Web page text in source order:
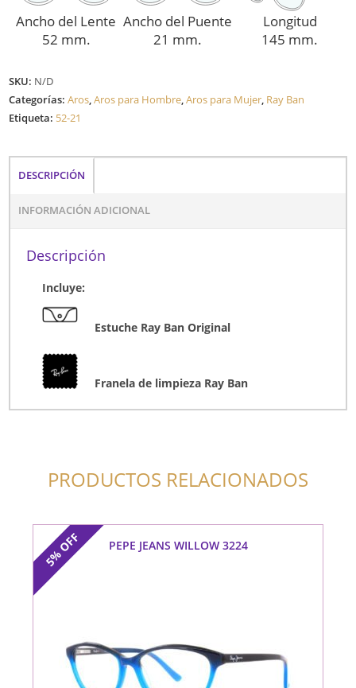
Ancho del Lente
52 mm.
Ancho del Puente
21 mm.
Longitud
145 mm.
SKU: N/D
Categorías:Aros,Aros para Hombre,Aros para Mujer, Ray Ban
Etiqueta: 52-21
DESCRIPCIÓN
INFORMACIÓN ADICIONAL
Descripción
Incluye:
Estuche Ray Ban Original
Franela de limpieza Ray Ban
PRODUCTOS RELACIONADOS
5%
OFF PEPE JEANS WILLOW 3224